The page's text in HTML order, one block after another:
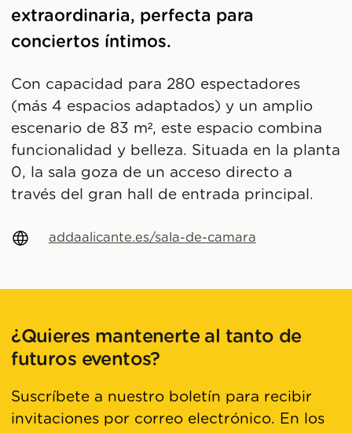
extraordinaria, perfecta para
conciertos íntimos.
Con capacidad para 280 espectadores
(más 4 espacios adaptados) y un amplio
escenario de 83 m², este espacio combina
funcionalidad y belleza. Situada en la planta
0, la sala goza de un acceso directo a
través del gran hall de entrada principal.
addaalicante.es/sala-de-camara
¿Quieres mantenerte al tanto de
futuros eventos?
Suscríbete a nuestro boletín para recibir
invitaciones por correo electrónico. En los